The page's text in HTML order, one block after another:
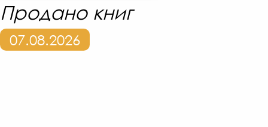
Продано книг
07.08.2026